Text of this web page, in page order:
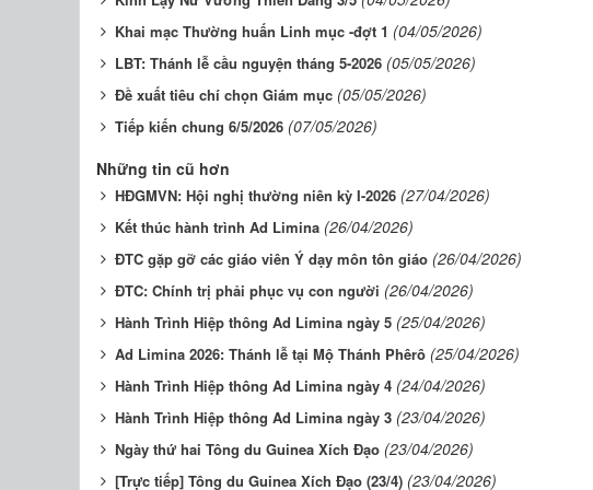
Khai mạc Thường huấn Linh mục -đợt 1 (04/05/2026)
LBT: Thánh lễ cầu nguyện tháng 5-2026 (05/05/2026)
Đề xuất tiêu chí chọn Giám mục (05/05/2026)
Tiếp kiến chung 6/5/2026 (07/05/2026)
Những tin cũ hơn
HĐGMVN: Hội nghị thường niên kỳ I-2026 (27/04/2026)
Kết thúc hành trình Ad Limina (26/04/2026)
ĐTC gặp gỡ các giáo viên Ý dạy môn tôn giáo (26/04/2026)
ĐTC: Chính trị phải phục vụ con người (26/04/2026)
Hành Trình Hiệp thông Ad Limina ngày 5 (25/04/2026)
Ad Limina 2026: Thánh lễ tại Mộ Thánh Phêrô (25/04/2026)
Hành Trình Hiệp thông Ad Limina ngày 4 (24/04/2026)
Hành Trình Hiệp thông Ad Limina ngày 3 (23/04/2026)
Ngày thứ hai Tông du Guinea Xích Đạo (23/04/2026)
[Trực tiếp] Tông du Guinea Xích Đạo (23/4) (23/04/2026)